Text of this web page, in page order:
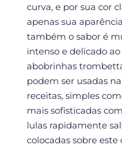
curva, e por sua cor
apenas sua
também o sabor é
intenso e delicado
abobrinhas
podem ser usadas
receitas, simples
mais sofisticadas
lulas rapidamente
colocadas sobre